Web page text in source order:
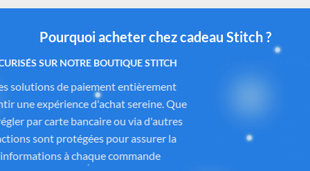
Pourquoi acheter chez cadeau Stitch ?
Des produits authentiques inspirés de l’univers
officiel Disney®
Tous les articles proposés surCadeau-Stitch.com
soigneusement sélectionnés auprès de fournisseurs
partenaires proposant des produits sous licence ou inspirés
de l’universofficiel de Disney®